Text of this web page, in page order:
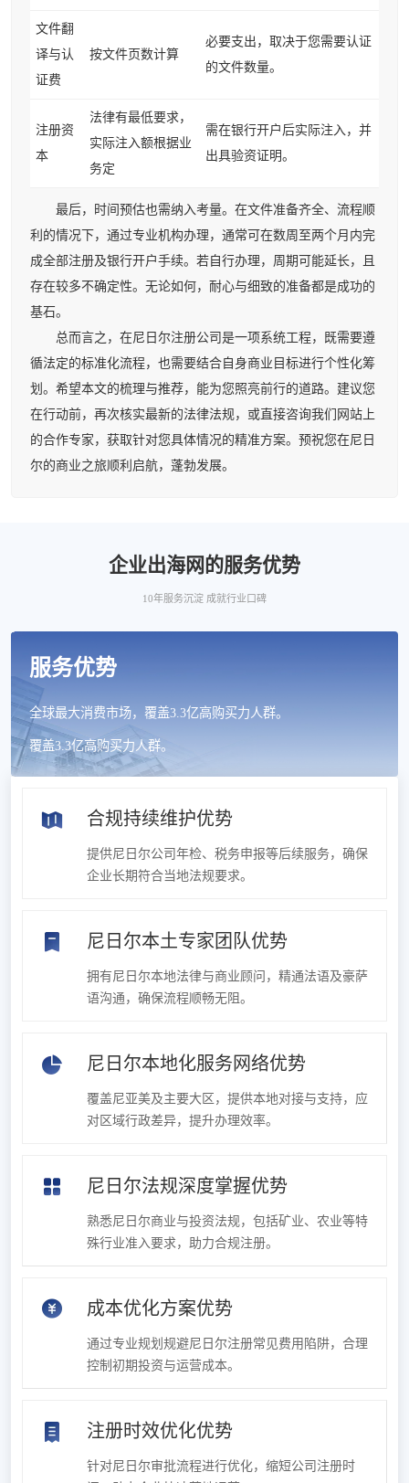
文件翻
译与认
证费
按文件页数计算
必要支出，取决于您需要认证
的文件数量。
注册资
本
法律有最低要求，
实际注入额根据业
务定
需在银行开户后实际注入，并
出具验资证明。
最后，时间预估也需纳入考量。在文件准备齐全、流程顺
利的情况下，通过专业机构办理，通常可在数周至两个月内完
成全部注册及银行开户手续。若自行办理，周期可能延长，且
存在较多不确定性。无论如何，耐心与细致的准备都是成功的
基石。
总而言之，在尼日尔注册公司是一项系统工程，既需要遵
循法定的标准化流程，也需要结合自身商业目标进行个性化筹
划。希望本文的梳理与推荐，能为您照亮前行的道路。建议您
在行动前，再次核实最新的法律法规，或直接咨询我们网站上
的合作专家，获取针对您具体情况的精准方案。预祝您在尼日
尔的商业之旅顺利启航，蓬勃发展。
企业出海网的服务优势
10年服务沉淀 成就行业口碑
服务优势
全球最大消费市场，覆盖3.3亿高购买力人群。
覆盖3.3亿高购买力人群。
合规持续维护优势
提供尼日尔公司年检、税务申报等后续服务，确保
企业长期符合当地法规要求。
尼日尔本土专家团队优势
拥有尼日尔本地法律与商业顾问，精通法语及豪萨
语沟通，确保流程顺畅无阻。
尼日尔本地化服务网络优势
覆盖尼亚美及主要大区，提供本地对接与支持，应
对区域行政差异，提升办理效率。
尼日尔法规深度掌握优势
熟悉尼日尔商业与投资法规，包括矿业、农业等特
殊行业准入要求，助力合规注册。
成本优化方案优势
通过专业规划规避尼日尔注册常见费用陷阱，合理
控制初期投资与运营成本。
注册时效优化优势
针对尼日尔审批流程进行优化，缩短公司注册时